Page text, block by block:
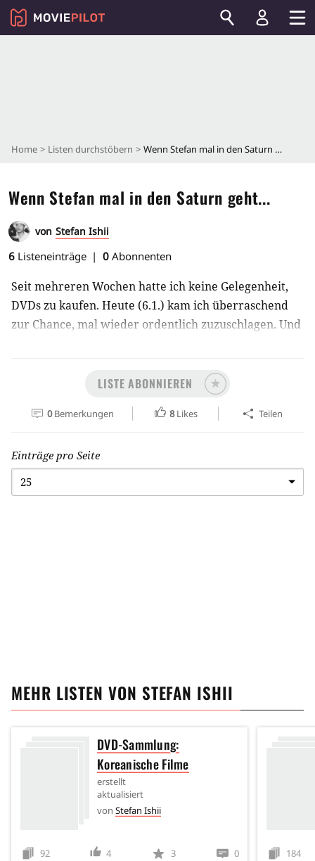
Home Listen durchstöbern Wenn Stefan mal in den Saturn geht...
Wenn Stefan mal in den Saturn geht...
von Stefan Ishii
6 Listeneinträge 0 Abonnenten
Seit mehreren Wochen hatte ich keine Gelegenheit,
DVDs zu kaufen. Heute (6.1.) kam ich überraschend
zur Chance, mal wieder ordentlich zuzuschlagen. Und
LISTE ABONNIEREN
0 Bemerkungen 8 Likes Teilen
Einträge pro Seite
MEHR LISTEN VON STEFAN ISHII
DVD-Sammlung:
Koreanische Filme
erstellt
aktualisiert
von Stefan Ishii
92 4 3 0 184